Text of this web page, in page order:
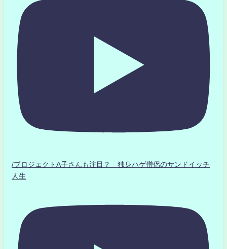
/プロジェクトA子さんも注目？ 独身ハゲ僧侶のサンドイッチ
人生